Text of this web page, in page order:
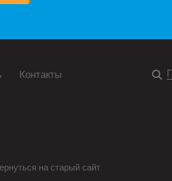
Контакты
на старый сайт